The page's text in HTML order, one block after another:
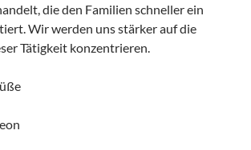
die den Familien schneller ein
Wir werden uns stärker auf die
Tätigkeit konzentrieren.